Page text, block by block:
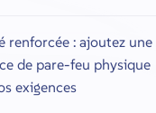
renforcée : ajoutez une
de pare-feu physique
exigences